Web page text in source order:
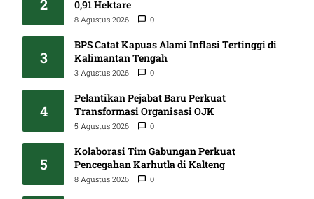
2
0,91 Hektare
8 Agustus 2026 0
3
BPS Catat Kapuas Alami Inflasi Tertinggi di
Kalimantan Tengah
3 Agustus 2026 0
4
Pelantikan Pejabat Baru Perkuat
Transformasi Organisasi OJK
5 Agustus 2026 0
5
Kolaborasi Tim Gabungan Perkuat
Pencegahan Karhutla di Kalteng
8 Agustus 2026 0